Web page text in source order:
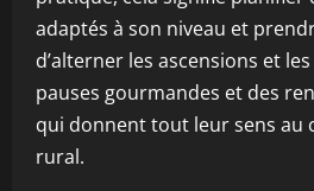
adaptés à son niveau et
d’alterner les ascensions et
pauses gourmandes et des
qui donnent tout leur sens au
rural.